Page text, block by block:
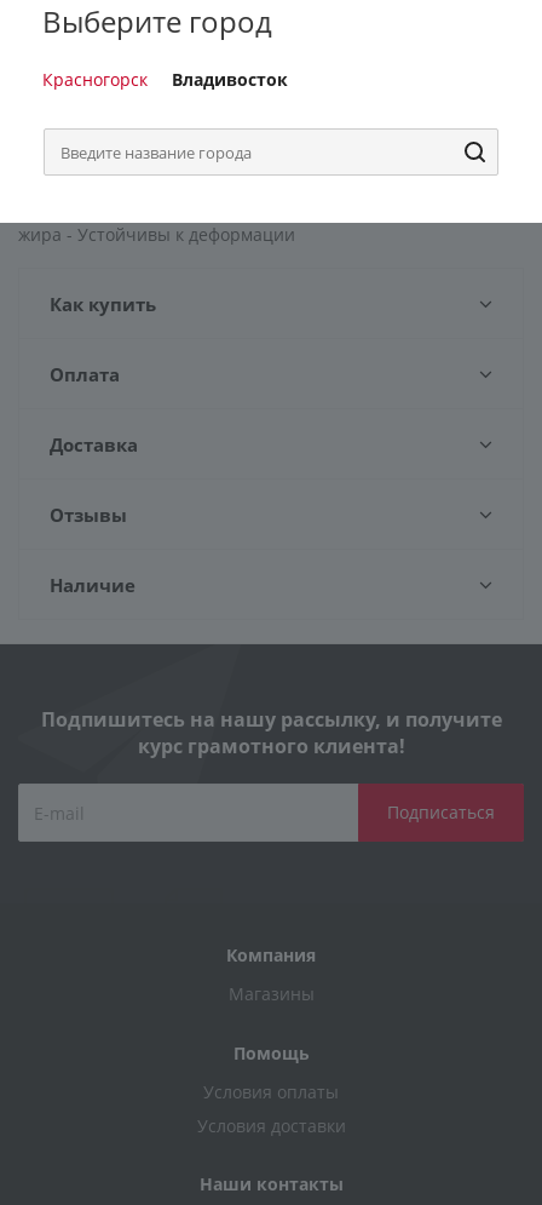
чистящему слою, который удаляет жир и не повреждает
поверхность, они идеально подходят для мытья любой
посуды, а так же чистки поверхности раковин, плит, ванн и
достаточно поместить в воду и она примет нормальную
форму. Преимущества: - Обладают высокой прочностью и
химической стойкостью - Отлично удерживают пену -
жира - Устойчивы к деформации
Как купить
Оплата
Доставка
Отзывы
Наличие
Подпишитесь на нашу рассылку, и получите
курс грамотного клиента!
Компания
Магазины
Помощь
Условия оплаты
Условия доставки
Наши контакты
Выберите город
Красногорск Владивосток